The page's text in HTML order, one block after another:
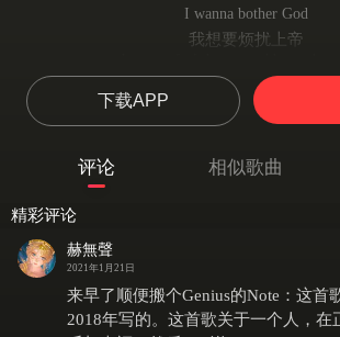
I wanna bother God
我想要烦扰上帝
想要感受脚踏实地
But I've got a smile full of broken
但我的微笑中，却永远掺杂苦
再见了，所有的白鸽都已飞
Why does defeat always taste so
但为何失败也总苦乐参半
下载APP
评论 相似歌曲
精彩评论
赫無聲
2021年1月21日
来早了顺便搬个Genius的Note：这首
2018年写的。这首歌关于一个人，在